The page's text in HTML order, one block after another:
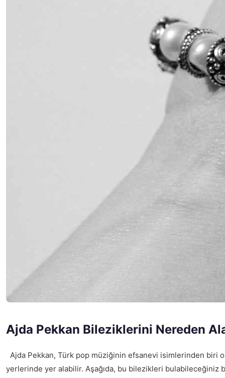
Ajda Pekkan Bileziklerini Nereden
Ajda Pekkan, Türk pop müziğinin efsanevi isimlerinden biri
yerlerinde yer alabilir. Aşağıda, bu bilezikleri bulabileceğiniz